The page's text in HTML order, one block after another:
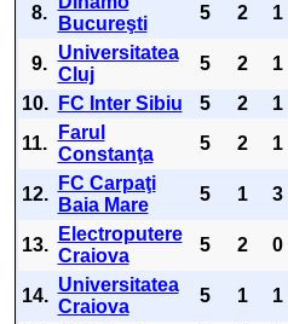
8.
Bucureşti
5 2 1
9.
Universitatea
Cluj
5 2 1
10.
FC Inter Sibiu 5 2 1
11.
Farul
Constanţa
5 2 1
12.
FC Carpaţi
Baia Mare
5 1 3
13.
Electroputere
Craiova
5 2 0
14.
Universitatea
Craiova
5 1 1